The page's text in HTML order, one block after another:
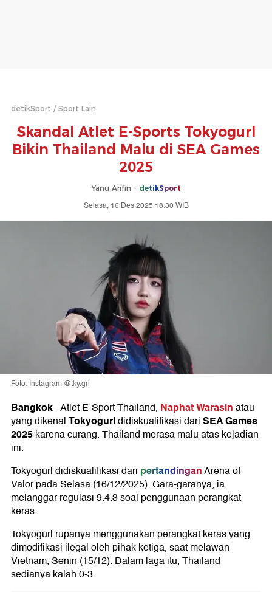
detikSport Sport Lain
Skandal Atlet E-Sports Tokyogurl
Bikin Thailand Malu di SEA Games
2025
Yanu Arifin - detikSport
Selasa, 16 Des 2025 18:30 WIB
Foto: Instagram @tky.grl
Bangkok-Atlet E-Sport Thailand, Naphat Warasinatau
yang dikenalTokyogurldidiskualifikasi dariSEA Games
2025karena curang. Thailand merasa malu atas kejadian
ini.
Tokyogurl didiskualifikasi dari pertandinganArena of
Valor pada Selasa (16/12/2025). Gara-garanya, ia
melanggar regulasi 9.4.3 soal penggunaan perangkat
keras.
Tokyogurl rupanya menggunakan perangkat keras yang
dimodifikasi ilegal oleh pihak ketiga, saat melawan
Vietnam, Senin (15/12). Dalam laga itu, Thailand
sedianya kalah 0-3.